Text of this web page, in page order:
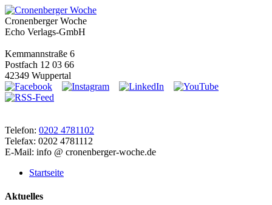
Cronenberger Woche
Echo Verlags-GmbH
Kemmannstraße 6
Postfach 12 03 66
42349 Wuppertal
Telefon: 0202 4781102
Telefax: 0202 4781112
E-Mail: info @ cronenberger-woche.de
Startseite
Aktuelles